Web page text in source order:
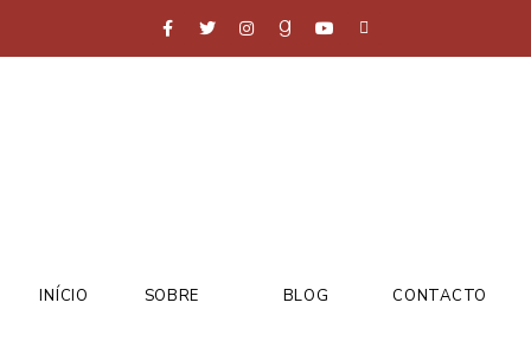
INÍCIO SOBRE BLOG CONTACTO